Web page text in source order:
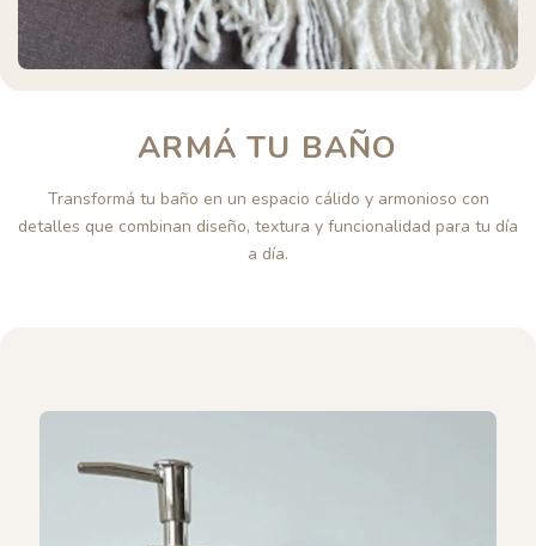
ARMÁ TU BAÑO
Transformá tu baño en un espacio cálido y armonioso con
detalles que combinan diseño, textura y funcionalidad para tu día
a día.